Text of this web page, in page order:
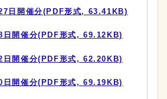
日開催分(PDF形式, 63.41KB)
日開催分(PDF形式, 69.12KB)
日開催分(PDF形式, 62.20KB)
日開催分(PDF形式, 69.19KB)